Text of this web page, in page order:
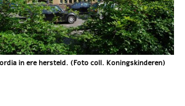
in ere hersteld. (Foto coll. Koningskinderen)